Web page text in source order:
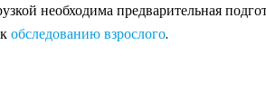
необходима предварительная
обследованию взрослого.